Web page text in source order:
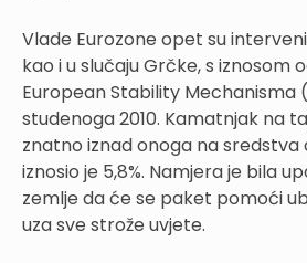
Vlade Eurozone opet su
kao i u slučaju Grčke, s iznosom
European Stability Mechanisma
studenoga 2010. Kamatnjak na
znatno iznad onoga na
iznosio je 5,8%. Namjera je bila
zemlje da će se paket pomoći
uza sve strože uvjete.